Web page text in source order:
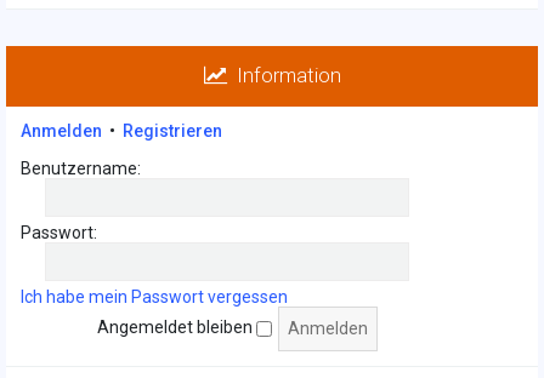
Information
Anmelden • Registrieren
Benutzername:
Passwort:
Ich habe mein Passwort vergessen
Angemeldet bleiben